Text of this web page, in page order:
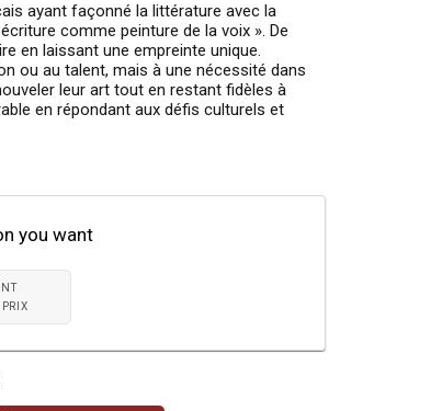
ayant façonné la littérature avec la
comme peinture de la voix ». De
en laissant une empreinte unique.
ou au talent, mais à une nécessité dans
leur art tout en restant fidèles à
en répondant aux défis culturels et
you want